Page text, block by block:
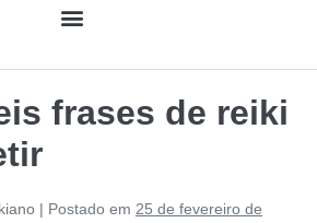
frases de reiki
| Postado em 25 de fevereiro de